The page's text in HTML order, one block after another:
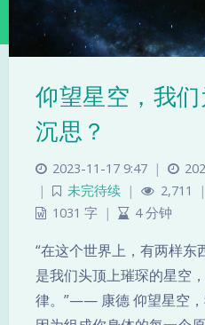
夜间模式
关
仰望星空，我
沉思？
2023-11-17 9:47 |
|
未完待续 | 2,711 |
1031 字 | 4 分钟
“在这个世界上，有两样东
是我们头顶上璀琛的星空
律。”—— 康德 仰望星空，